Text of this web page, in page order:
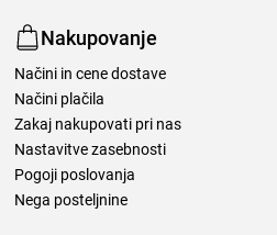
Nakupovanje
Načini in cene dostave
Načini plačila
Zakaj nakupovati pri nas
Nastavitve zasebnosti
Pogoji poslovanja
Nega posteljnine